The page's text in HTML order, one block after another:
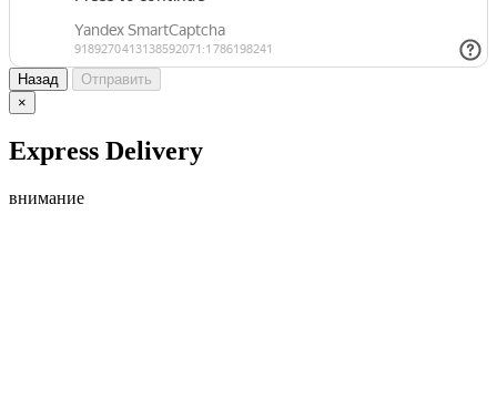
Назад
Отправить
×
Express Delivery
внимание